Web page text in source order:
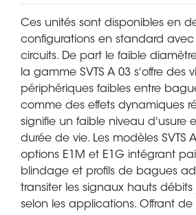
Ces unités sont disponibles en
configurations en standard
circuits. De part le faible
la gamme SVTS A 03 s'offre des
périphériques faibles entre
comme des effets dynamiques
signifie un faible niveau d'usure
durée de vie. Les modèles SVTS
options E1M et E1G intégrant
blindage et profils de bagues
transiter les signaux hauts
selon les applications. Offrant de